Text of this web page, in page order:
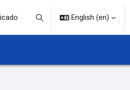
Toggle search input
English ‎(en)‎